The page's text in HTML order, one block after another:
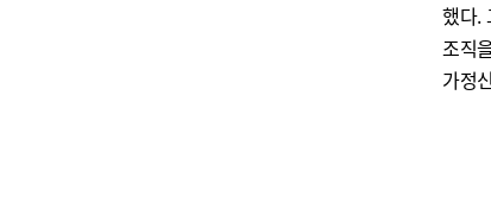
했다.
조직
가정